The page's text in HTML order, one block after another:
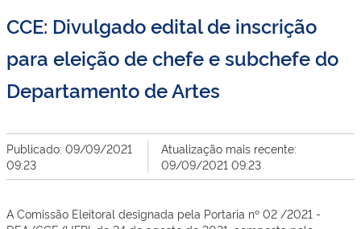
CCE: Divulgado edital de inscrição
para eleição de chefe e subchefe do
Departamento de Artes
Publicado: 09/09/2021
09:23
Atualização mais recente:
09/09/2021 09:23
A Comissão Eleitoral designada pela Portaria nº 02 /2021 -